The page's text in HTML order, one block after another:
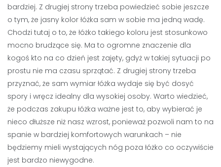
bardziej. Z drugiej strony trzeba powiedzieć sobie jeszcze
o tym, że jasny kolor łóżka sam w sobie ma jedną wadę.
Chodzi tutaj o to, że łóżko takiego koloru jest stosunkowo
mocno brudzące się. Ma to ogromne znaczenie dla
kogoś kto na co dzień jest zajęty, gdyż w takiej sytuacji po
prostu nie ma czasu sprzątać. Z drugiej strony trzeba
przyznać, że sam wymiar łóżka wydaje się być dosyć
spory i wręcz idealny dla wysokiej osoby. Warto wiedzieć,
że podczas zakupu łóżka ważne jest to, aby wybierać je
nieco dłuższe niż nasz wzrost, ponieważ pozwoli nam to na
spanie w bardziej komfortowych warunkach – nie
będziemy mieli wystających nóg poza łóżko co oczywiście
jest bardzo niewygodne.